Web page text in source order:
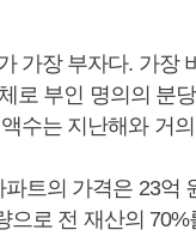
가장 부자다. 가장
로 부인 명의의 분
수는 지난해와 거
트의 가격은 23억
으로 전 재산의